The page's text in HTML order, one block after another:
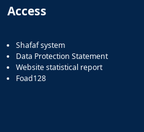
Access
Shafaf system
Data Protection Statement
Website statistical report
Foad128